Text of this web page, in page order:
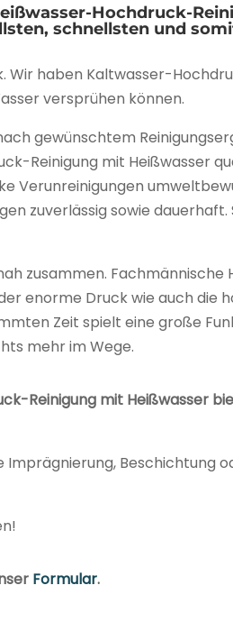
Hochdruck-
schnellsten und
haben Kaltwasser-
versprühen können.
gewünschtem
Reinigung mit Heißwasser
Verunreinigungen
zuverlässig sowie
zusammen.
enorme Druck wie auch die
Zeit spielt eine große
mehr im Wege.
Reinigung mit Heißwasser
Beschichtung
Formular.